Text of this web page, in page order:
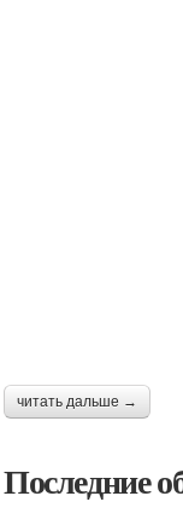
читать дальше →
Последние